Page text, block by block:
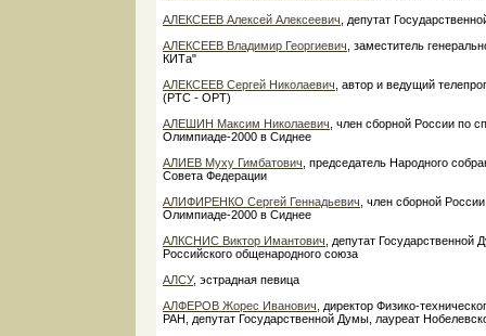
АЛЕКСЕЕВ Алексей Алексеевич , депутат
АЛЕКСЕЕВ Владимир Георгиевич , заместитель
КИТа"
АЛЕКСЕЕВ Сергей Николаевич , автор и ведущий
(РТС - ОРТ)
АЛЕШИН Максим Николаевич , член сборной России по
Олимпиаде-2000 в Сиднее
АЛИЕВ Муху Гимбатович , председатель Народного
Совета Федерации
АЛИФИРЕНКО Сергей Геннадьевич , член сборной
Олимпиаде-2000 в Сиднее
АЛКСНИС Виктор Имантович , депутат
Российского общенародного союза
АЛСУ, эстрадная певица
АЛФЕРОВ Жорес Иванович , директор Физико-
РАН, депутат Государственной Думы, лауреат